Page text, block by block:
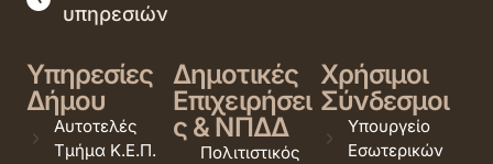
υπηρεσιών
Υπηρεσίες
Δήμου
Αυτοτελές
Τμήμα Κ.Ε.Π.
Δημοτικές
Επιχειρήσει
ς & ΝΠΔΔ
Πολιτιστικός
Χρήσιμοι
Σύνδεσμοι
Υπουργείο
Εσωτερικών